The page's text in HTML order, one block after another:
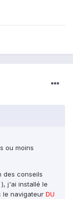
ou moins
des conseils
j'ai installé le
le navigateur DU